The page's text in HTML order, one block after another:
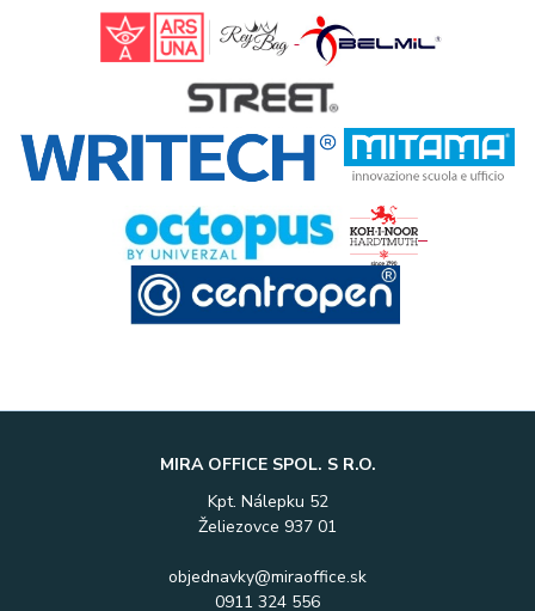
MIRA OFFICE SPOL. S R.O.
Kpt. Nálepku 52
Želiezovce 937 01
objednavky@miraoffice.sk
0911 324 556